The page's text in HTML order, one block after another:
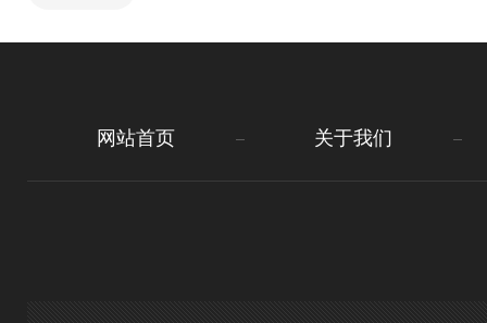
网站首页 关于我们